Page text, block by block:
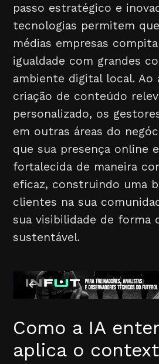
passo estratégico e
tecnologias permitem
médias empresas
igualdade com grandes
ambiente digital local. Ao
criação de conteúdo
personalizado, os
em outras áreas do
que sua presença online
fortalecida de maneira
eficaz, construindo uma
clientes na sua
sua visibilidade de forma
sustentável.
Como a IA
aplica o